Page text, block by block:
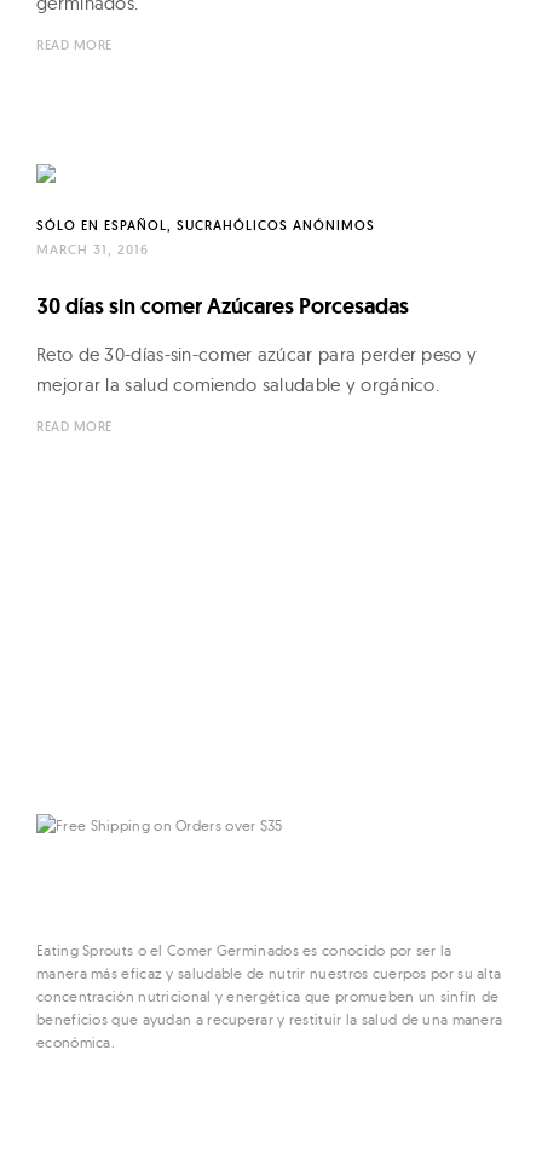
READ MORE
SÓLO EN ESPAÑOL
SUCRAHÓLICOS ANÓNIMOS
MARCH 31, 2016
30 días sin comer Azúcares Porcesadas
Reto de 30-días-sin-comer azúcar para perder peso y
mejorar la salud comiendo saludable y orgánico.
READ MORE
Eating Sprouts o el Comer Germinados es conocido por ser la
manera más eficaz y saludable de nutrir nuestros cuerpos por su alta
concentración nutricional y energética que promueben un sinfín de
beneficios que ayudan a recuperar y restituir la salud de una manera
económica.